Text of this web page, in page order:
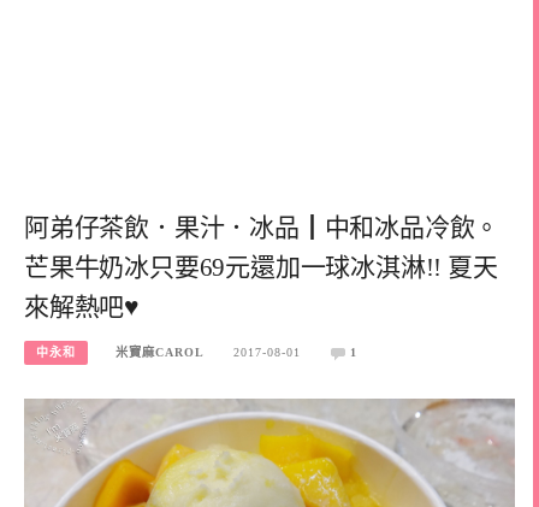
阿弟仔茶飲．果汁．冰品┃中和冰品冷飲。
芒果牛奶冰只要69元還加一球冰淇淋!! 夏天
來解熱吧♥
中永和 米寶麻CAROL 2017-08-01 1